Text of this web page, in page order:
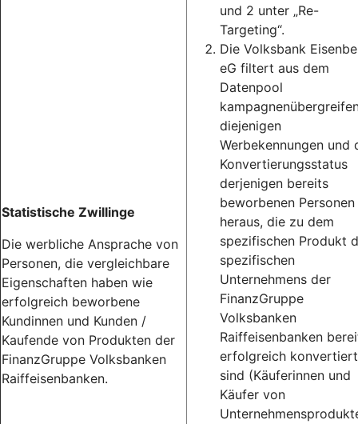
Statistische Zwillinge
Die werbliche Ansprache von
Personen, die vergleichbare
Eigenschaften haben wie
erfolgreich beworbene
Kundinnen und Kunden /
Kaufende von Produkten der
FinanzGruppe Volksbanken
Raiffeisenbanken.
und 2 unter „Re-
Targeting“.
Die Volksbank
eG filtert aus dem
Datenpool
diejenigen
Werbekennungen und
Konvertierungsstatus
derjenigen bereits
beworbenen Personen
heraus, die zu dem
spezifischen Produkt
spezifischen
Unternehmens der
FinanzGruppe
Volksbanken
Raiffeisenbanken
erfolgreich konvertiert
sind (Käuferinnen und
Käufer von